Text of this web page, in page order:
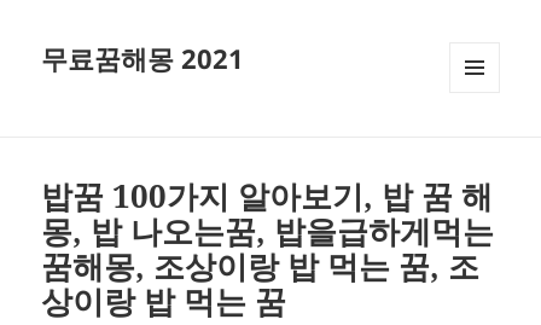
무료꿈해몽 2021
밥꿈 100가지 알아보기, 밥 꿈 해
몽, 밥 나오는꿈, 밥을급하게먹는
꿈해몽, 조상이랑 밥 먹는 꿈, 조
상이랑 밥 먹는 꿈